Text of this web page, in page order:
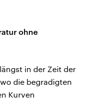
ohne
in der Zeit der
die begradigten
Kurven